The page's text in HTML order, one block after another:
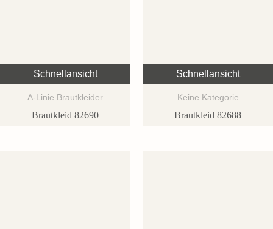
Schnellansicht
A-Linie Brautkleider
Brautkleid 82690
Schnellansicht
Keine Kategorie
Brautkleid 82688